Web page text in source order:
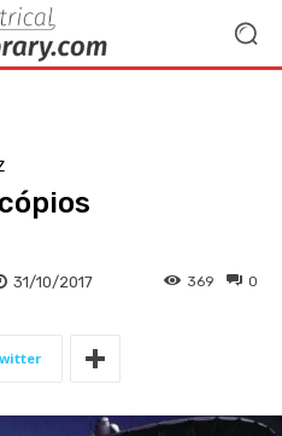
31/10/2017 0
369